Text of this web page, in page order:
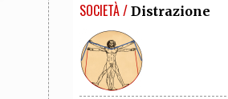
SOCIETÀ / Distrazione